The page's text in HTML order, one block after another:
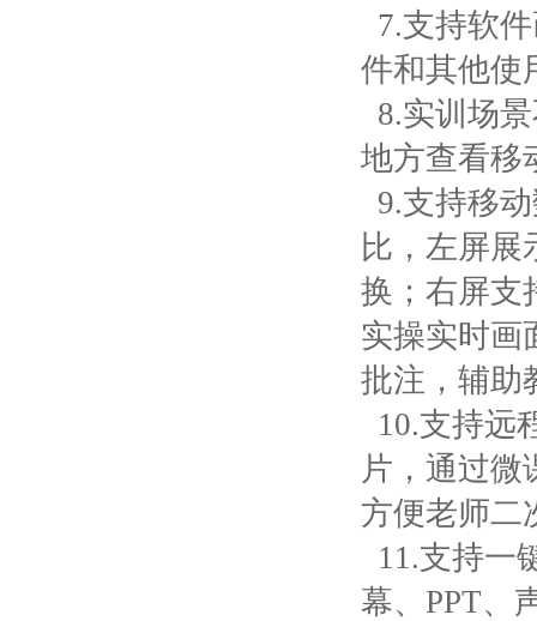
7.支持软
件和其他使
8.实训场
地方查看移
9.支持移
比，左屏展
换；右屏支
实操实时画
批注，辅助
10.支持远
片，通过微
方便老师二
11.支持一
幕、PPT、